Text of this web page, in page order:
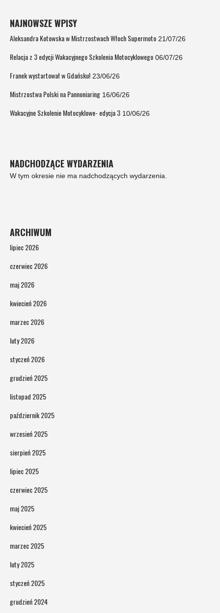
NAJNOWSZE WPISY
Aleksandra Kotowska w Mistrzostwach Włoch Supermoto 21/07/26
Relacja z 3 edycji Wakacyjnego Szkolenia Motocyklowego 06/07/26
Franek wystartował w Gdańsku! 23/06/26
Mistrzostwa Polski na Pannoniaring 16/06/26
Wakacyjne Szkolenie Motocyklowe- edycja 3 10/06/26
NADCHODZĄCE WYDARZENIA
W tym okresie nie ma nadchodzących wydarzenia.
ARCHIWUM
lipiec 2026
czerwiec 2026
maj 2026
kwiecień 2026
marzec 2026
luty 2026
styczeń 2026
grudzień 2025
listopad 2025
październik 2025
wrzesień 2025
sierpień 2025
lipiec 2025
czerwiec 2025
maj 2025
kwiecień 2025
marzec 2025
luty 2025
styczeń 2025
grudzień 2024